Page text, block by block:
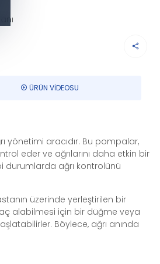
ÜRÜN VİDEOSU
yönetimi aracıdır. Bu pompalar,
eder ve ağrılarını daha etkin bir
durumlarda ağrı kontrolünü
üzerinde yerleştirilen bir
alabilmesi için bir düğme veya
Böylece, ağrı anında